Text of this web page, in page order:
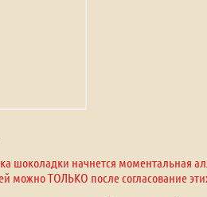
шоколадки начнется моментальная
можно ТОЛЬКО после согласование